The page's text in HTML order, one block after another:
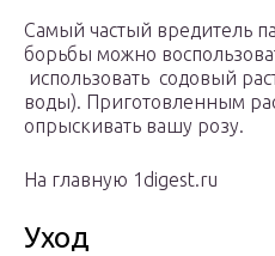
Самый частый вредитель
борьбы можно
использовать содовый
воды). Приготовленным
опрыскивать вашу розу.
На главную 1digest.ru
Уход